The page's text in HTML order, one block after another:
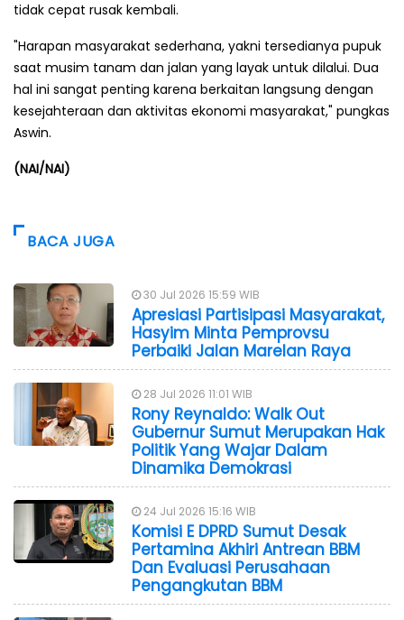
tidak cepat rusak kembali.
"Harapan masyarakat sederhana, yakni tersedianya pupuk
saat musim tanam dan jalan yang layak untuk dilalui. Dua
hal ini sangat penting karena berkaitan langsung dengan
kesejahteraan dan aktivitas ekonomi masyarakat," pungkas
Aswin.
(NAI/NAI)
BACA JUGA
30 Jul 2026 15:59 WIB
Apresiasi Partisipasi Masyarakat,
Hasyim Minta Pemprovsu
Perbaiki Jalan Marelan Raya
28 Jul 2026 11:01 WIB
Rony Reynaldo: Walk Out
Gubernur Sumut Merupakan Hak
Politik Yang Wajar Dalam
Dinamika Demokrasi
24 Jul 2026 15:16 WIB
Komisi E DPRD Sumut Desak
Pertamina Akhiri Antrean BBM
Dan Evaluasi Perusahaan
Pengangkutan BBM